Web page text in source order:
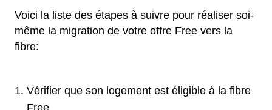
Voici la liste des étapes à suivre pour réaliser soi-
même la migration de votre offre Free vers la
fibre:
Vérifier que son logement est éligible à la fibre
Free